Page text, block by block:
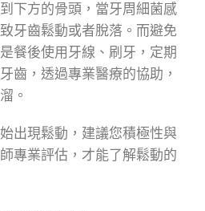
下方的骨頭，當牙周細菌感
牙齒鬆動或者脫落。而避免
餐後使用牙線、刷牙，定期
齒，透過專業醫療的協助，
。
出現鬆動，建議您積極性與
專業評估，才能了解鬆動的